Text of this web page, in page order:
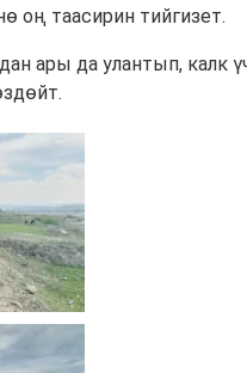
оң таасирин тийгизет.
ары да улантып, калк